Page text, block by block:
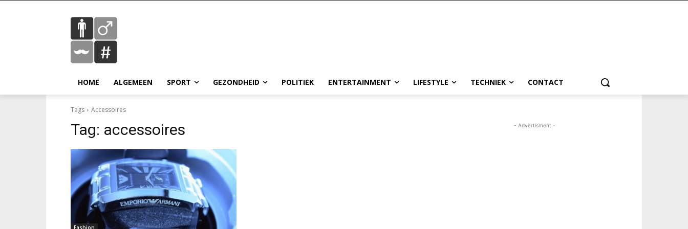
HOME ALGEMEEN SPORT GEZONDHEID POLITIEK ENTERTAINMENT LIFESTYLE TECHNIEK CONTACT
Tags Accessoires
Tag: accessoires - Advertisment -